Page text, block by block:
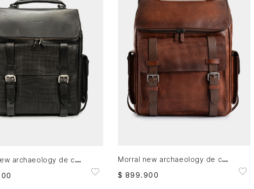
Morral new archaeology de cuero para hombre vintage Morral new archaeology de cuero para hombre vintage
$ 899.900